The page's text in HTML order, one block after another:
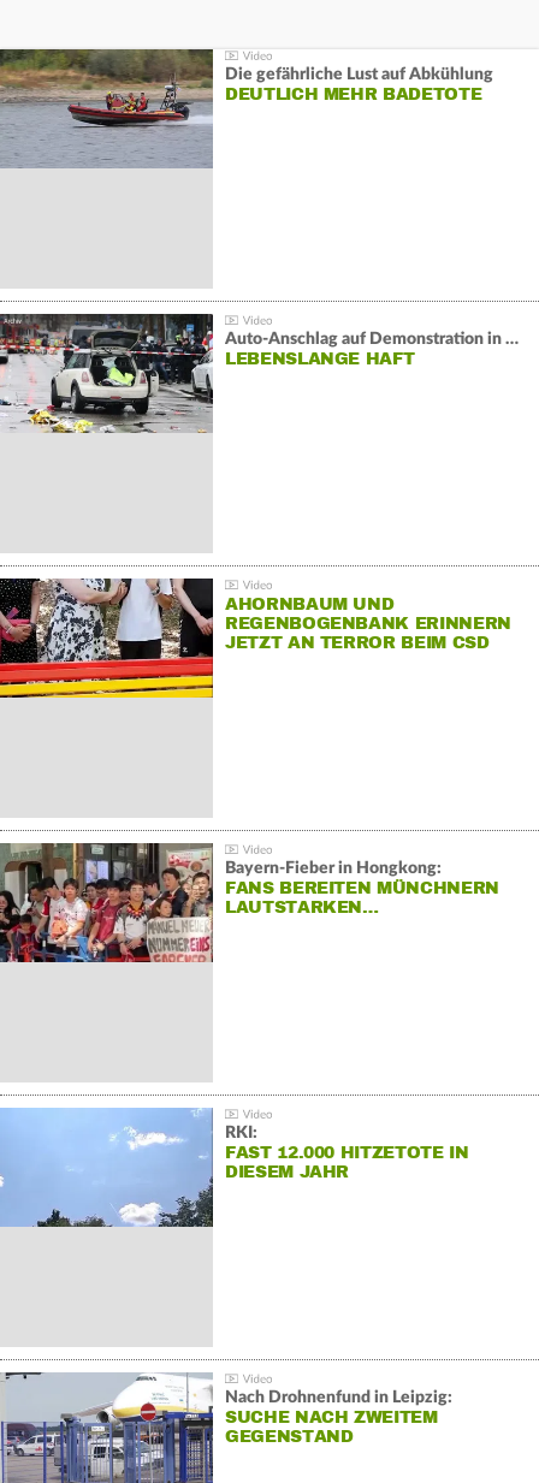
Die gefährliche Lust auf Abkühlung
DEUTLICH MEHR BADETOTE
Auto-Anschlag auf Demonstration in München:
LEBENSLANGE HAFT
AHORNBAUM UND
REGENBOGENBANK ERINNERN
JETZT AN TERROR BEIM CSD
Bayern-Fieber in Hongkong:
FANS BEREITEN MÜNCHNERN
LAUTSTARKEN…
RKI:
FAST 12.000 HITZETOTE IN
DIESEM JAHR
Nach Drohnenfund in Leipzig:
SUCHE NACH ZWEITEM
GEGENSTAND